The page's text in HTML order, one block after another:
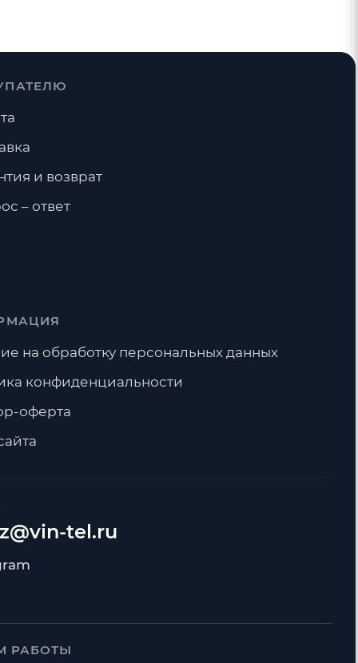
tel.ru
РАБОТЫ
и возврат
– ответ
на обработку персональных данных
конфиденциальности
оферта